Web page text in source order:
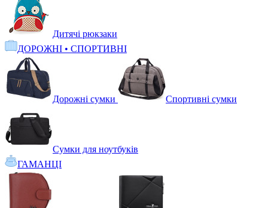
Дитячі рюкзаки
ДОРОЖНІ • СПОРТИВНІ
Дорожні сумки Спортивні сумки
Сумки для ноутбуків
ГАМАНЦІ